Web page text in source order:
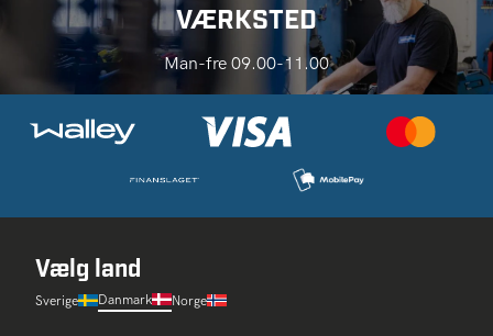
VÆRKSTED
Man-fre 09.00-11.00
Vælg land
Sverige Danmark Norge